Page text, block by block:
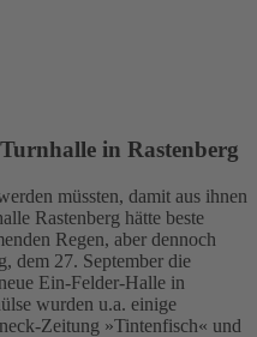
in Rastenberg
müssten, damit aus ihnen
Rastenberg hätte beste
Regen, aber dennoch
dem 27. September die
Ein-Felder-Halle in
wurden u.a. einige
Zeitung »Tintenfisch« und